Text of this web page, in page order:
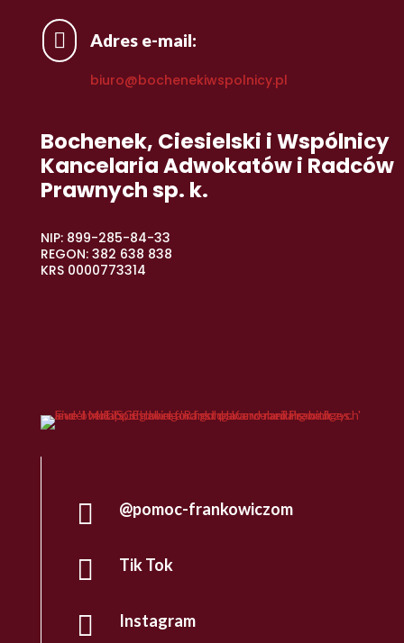
 Adres e-mail:
biuro@bochenekiwspolnicy.pl
Bochenek, Ciesielski i Wspólnicy
Kancelaria Adwokatów i Radców
Prawnych sp. k.
NIP: 899-285-84-33
REGON: 382 638 838
KRS 0000773314
 @pomoc-frankowiczom
 Tik Tok
 Instagram